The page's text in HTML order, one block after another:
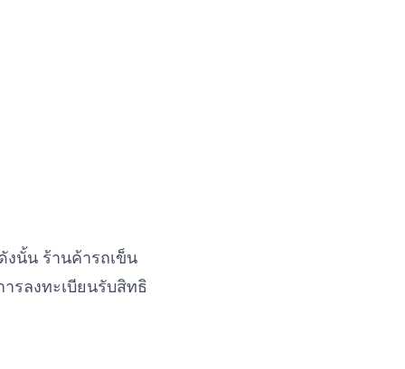
งนั้น ร้านค้ารถเข็น
รลงทะเบียนรับสิทธิ